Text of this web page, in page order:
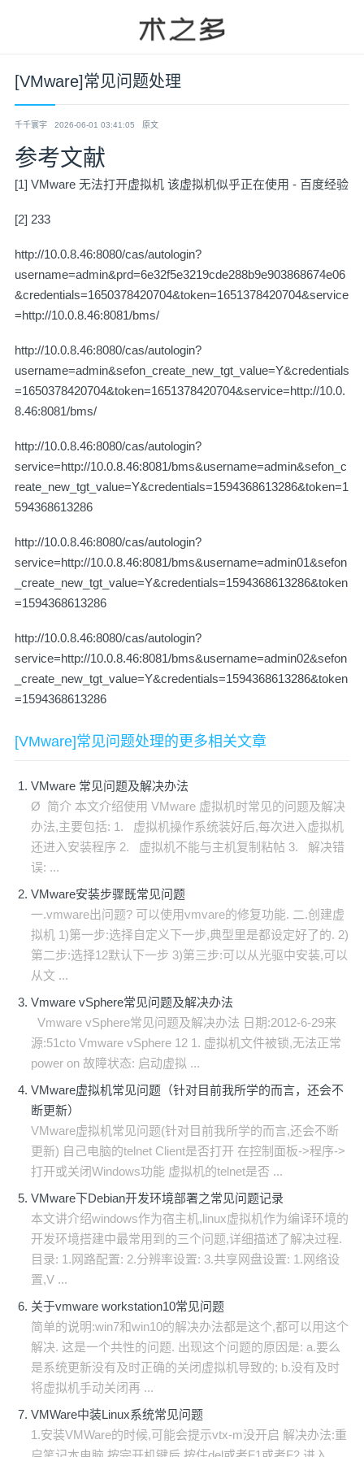
[VMware]常见问题处理
千千寰宇 2026-06-01 03:41:05 原文
参考文献
[1] VMware 无法打开虚拟机 该虚拟机似乎正在使用 - 百度经验
[2] 233
http://10.0.8.46:8080/cas/autologin?
username=admin&prd=6e32f5e3219cde288b9e903868674e06
&credentials=1650378420704&token=1651378420704&service
=http://10.0.8.46:8081/bms/
http://10.0.8.46:8080/cas/autologin?
username=admin&sefon_create_new_tgt_value=Y&credentials
=1650378420704&token=1651378420704&service=http://10.0.
8.46:8081/bms/
http://10.0.8.46:8080/cas/autologin?
service=http://10.0.8.46:8081/bms&username=admin&sefon_c
reate_new_tgt_value=Y&credentials=1594368613286&token=1
594368613286
http://10.0.8.46:8080/cas/autologin?
service=http://10.0.8.46:8081/bms&username=admin01&sefon
_create_new_tgt_value=Y&credentials=1594368613286&token
=1594368613286
http://10.0.8.46:8080/cas/autologin?
service=http://10.0.8.46:8081/bms&username=admin02&sefon
_create_new_tgt_value=Y&credentials=1594368613286&token
=1594368613286
[VMware]常见问题处理的更多相关文章
VMware 常见问题及解决办法
Ø 简介 本文介绍使用 VMware 虚拟机时常见的问题及解决
办法,主要包括: 1. 虚拟机操作系统装好后,每次进入虚拟机
还进入安装程序 2. 虚拟机不能与主机复制粘帖 3. 解决错
误: ...
VMware安装步骤既常见问题
一.vmware出问题? 可以使用vmvare的修复功能. 二.创建虚
拟机 1)第一步:选择自定义下一步,典型里是都设定好了的. 2)
第二步:选择12默认下一步 3)第三步:可以从光驱中安装,可以
从文 ...
Vmware vSphere常见问题及解决办法
Vmware vSphere常见问题及解决办法 日期:2012-6-29来
源:51cto Vmware vSphere 12 1. 虚拟机文件被锁,无法正常
power on 故障状态: 启动虚拟 ...
VMware虚拟机常见问题（针对目前我所学的而言，还会不
断更新）
VMware虚拟机常见问题(针对目前我所学的而言,还会不断
更新) 自己电脑的telnet Client是否打开 在控制面板->程序->
打开或关闭Windows功能 虚拟机的telnet是否 ...
VMware下Debian开发环境部署之常见问题记录
本文讲介绍windows作为宿主机,linux虚拟机作为编译环境的
开发环境搭建中最常用到的三个问题,详细描述了解决过程.
目录: 1.网路配置: 2.分辨率设置: 3.共享网盘设置: 1.网络设
置,V ...
关于vmware workstation10常见问题
简单的说明:win7和win10的解决办法都是这个,都可以用这个
解决. 这是一个共性的问题. 出现这个问题的原因是: a.要么
是系统更新没有及时正确的关闭虚拟机导致的; b.没有及时
将虚拟机手动关闭再 ...
VMWare中装Linux系统常见问题
1.安装VMWare的时候,可能会提示vtx-m没开启 解决办法:重